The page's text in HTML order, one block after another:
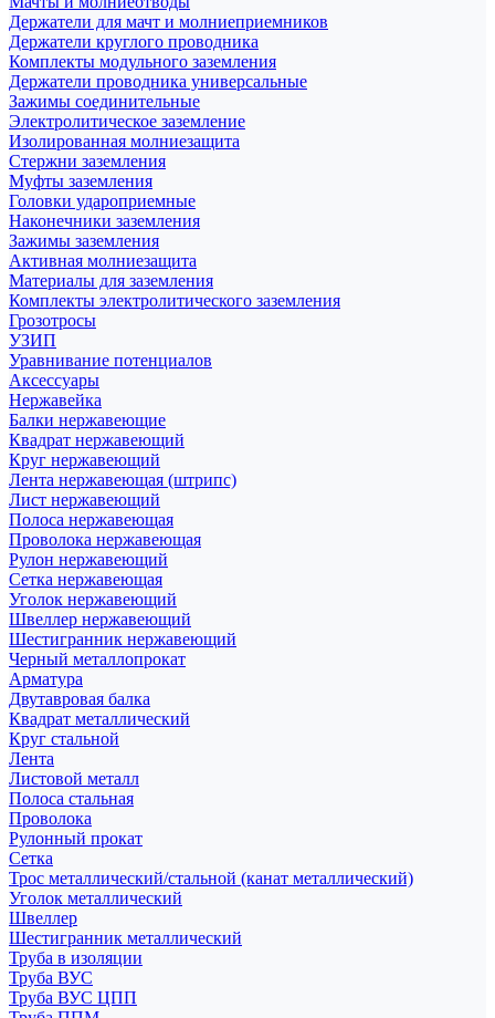
Держатели для мачт и молниеприемников
Держатели круглого проводника
Комплекты модульного заземления
Держатели проводника универсальные
Зажимы соединительные
Электролитическое заземление
Изолированная молниезащита
Стержни заземления
Муфты заземления
Головки удароприемные
Наконечники заземления
Зажимы заземления
Активная молниезащита
Материалы для заземления
Комплекты электролитического заземления
Грозотросы
УЗИП
Уравнивание потенциалов
Аксессуары
Нержавейка
Балки нержавеющие
Квадрат нержавеющий
Круг нержавеющий
Лента нержавеющая (штрипс)
Лист нержавеющий
Полоса нержавеющая
Проволока нержавеющая
Рулон нержавеющий
Сетка нержавеющая
Уголок нержавеющий
Швеллер нержавеющий
Шестигранник нержавеющий
Черный металлопрокат
Арматура
Двутавровая балка
Квадрат металлический
Круг стальной
Лента
Листовой металл
Полоса стальная
Проволока
Рулонный прокат
Сетка
Трос металлический/стальной (канат металлический)
Уголок металлический
Швеллер
Шестигранник металлический
Труба в изоляции
Труба ВУС
Труба ВУС ЦПП